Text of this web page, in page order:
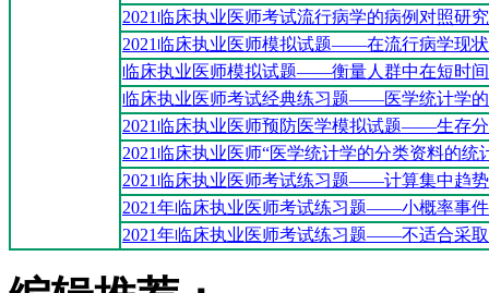
2021临床执业医师考试流行病学的病例对照研
2021临床执业医师模拟试题——在流行病学现
临床执业医师模拟试题——衡量人群中在短时
临床执业医师考试经典练习题——医学统计学
2021临床执业医师预防医学模拟试题——生存
2021临床执业医师“医学统计学的分类资料的统
2021临床执业医师考试练习题——计算集中趋
2021年临床执业医师考试练习题——小概率事
2021年临床执业医师考试练习题——不适合采